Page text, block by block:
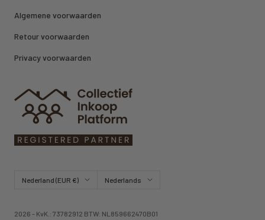
Algemene voorwaarden
Retour voorwaarden
Privacy voorwaarden
Land/regio Nederland (EUR €) TaalNederlands
2026 - KvK.: 73782912 BTW: NL859662470B01